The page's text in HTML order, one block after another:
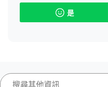
是